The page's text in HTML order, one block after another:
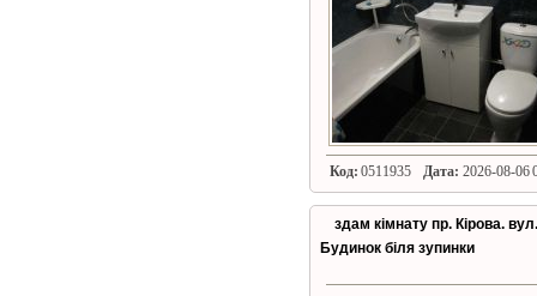
Код: 0511935 Дата: 2026-08-06
здам кімнату пр. Кірова.
Будинок біля зупинки